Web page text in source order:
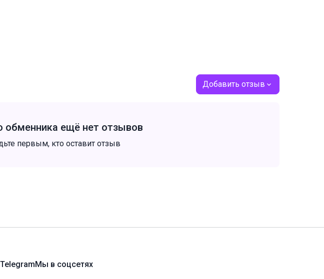
Добавить отзыв
обменника ещё нет отзывов
первым, кто оставит отзыв
Мы в соцсетях